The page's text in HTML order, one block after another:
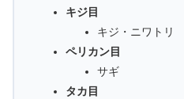
キジ目
キジ・ニワトリ
ペリカン目
サギ
タカ目